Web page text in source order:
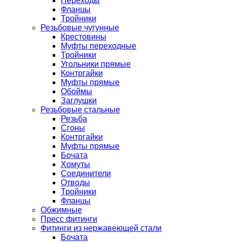
Фланцы
Тройники
Резьбовые чугунные
Крестовины
Муфты переходные
Тройники
Угольники прямые
Контргайки
Муфты прямые
Обоймы
Заглушки
Резьбовые стальные
Резьба
Сгоны
Контргайки
Муфты прямые
Бочата
Хомуты
Соединители
Отводы
Тройники
Фланцы
Обжимные
Пресс фитинги
Фитинги из нержавеющей стали
Бочата